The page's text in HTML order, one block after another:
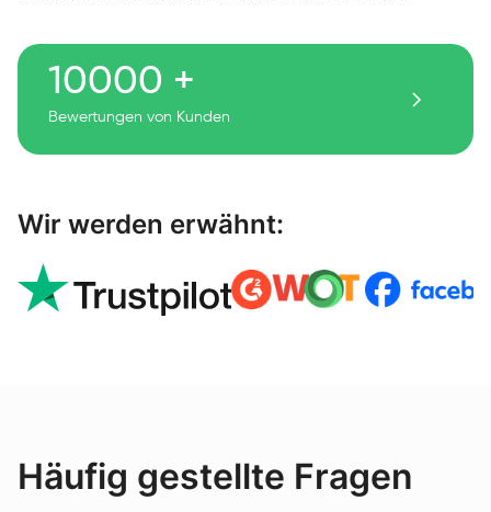
10000 +
Bewertungen von Kunden
Wir werden erwähnt:
Häufig gestellte Fragen